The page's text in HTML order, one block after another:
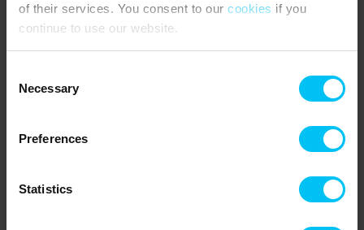
of their services. You consent to our cookies if you
continue to use our website.
Selection
Necessary
Preferences
Statistics
Machen Sie auch einen Tagesausflug nach Skagen und besuchen
Sie Grenen, wo sich die beiden Meere treffen – ein ganz
besonderer Ort, den man nicht verpassen sollte. Südlich liegt
unter die Meeresoberfläche bietet.
Mietinformationen
Toppen af Danmark